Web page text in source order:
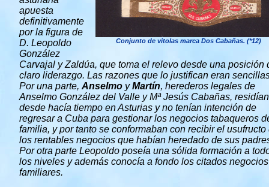
Conjunto de vitolas marca Dos Cabañas. (*12)
apuesta
definitivamente
por la figura de
D. Leopoldo
González
Carvajal y Zaldúa, que toma el relevo desde una posición
claro liderazgo. Las razones que lo justifican eran
Por una parte, Anselmo yMartín, herederos legales de
Anselmo González del Valle y Mª Jesús Cabañas, residían
desde hacía tiempo en Asturias y no tenían intención de
regresar a Cuba para gestionar los negocios tabaqueros
familia, y por tanto se conformaban con recibir el usufructo
los rentables negocios que habían heredado de sus
Por otra parte Leopoldo poseía una sólida formación a
los niveles y además conocía a fondo los citados negocios
familiares.